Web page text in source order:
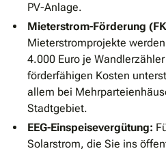
PV-Anlage.
Mieterstrom-Förderung
Mieterstromprojekte
4.000 Euro je
förderfähigen Kosten
allem bei
Stadtgebiet.
EEG-Einspeisevergütung:
Solarstrom, die Sie ins